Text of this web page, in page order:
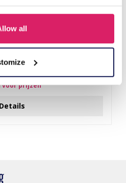
all
Stainless Steel Bangle 8mm
voor prijzen
Details